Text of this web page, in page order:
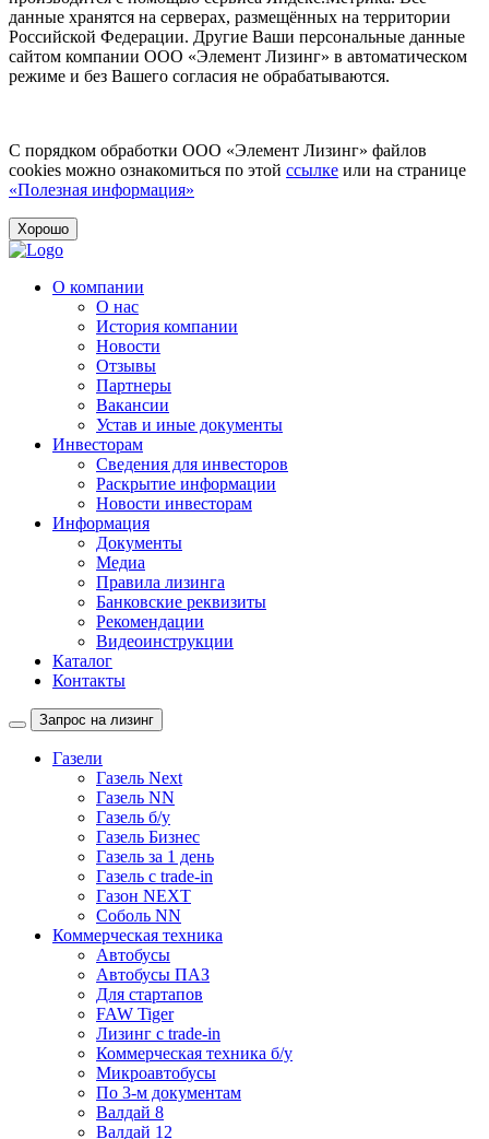
данные хранятся на серверах, размещённых на территории
Российской Федерации. Другие Ваши персональные данные
сайтом компании ООО «Элемент Лизинг» в автоматическом
режиме и без Вашего согласия не обрабатываются.
С порядком обработки ООО «Элемент Лизинг» файлов
cookies можно ознакомиться по этой ссылке или на странице
«Полезная информация»
Хорошо
О компании
О нас
История компании
Новости
Отзывы
Партнеры
Вакансии
Устав и иные документы
Инвесторам
Сведения для инвесторов
Раскрытие информации
Новости инвесторам
Информация
Документы
Медиа
Правила лизинга
Банковские реквизиты
Рекомендации
Видеоинструкции
Каталог
Контакты
Запрос на лизинг
Газели
Газель Next
Газель NN
Газель б/у
Газель Бизнес
Газель за 1 день
Газель с trade-in
Газон NEXT
Соболь NN
Коммерческая техника
Автобусы
Автобусы ПАЗ
Для стартапов
FAW Tiger
Лизинг с trade-in
Коммерческая техника б/у
Микроавтобусы
По 3-м документам
Валдай 8
Валдай 12